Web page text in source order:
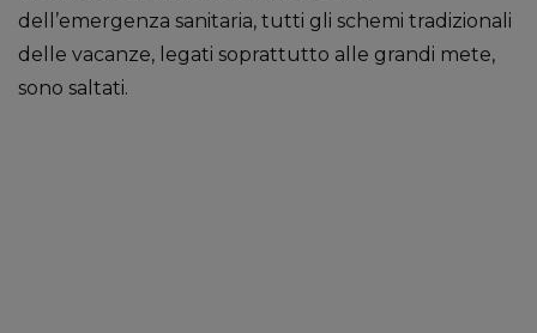
dell’emergenza sanitaria, tutti gli schemi tradizionali
delle vacanze, legati soprattutto alle grandi mete,
sono saltati.